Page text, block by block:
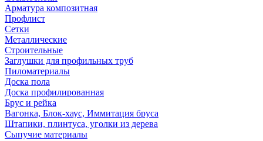
Арматура композитная
Профлист
Сетки
Металлические
Строительные
Заглушки для профильных труб
Пиломатериалы
Доска пола
Доска профилированная
Брус и рейка
Вагонка, Блок-хаус, Иммитация бруса
Штапики, плинтуса, уголки из дерева
Сыпучие материалы